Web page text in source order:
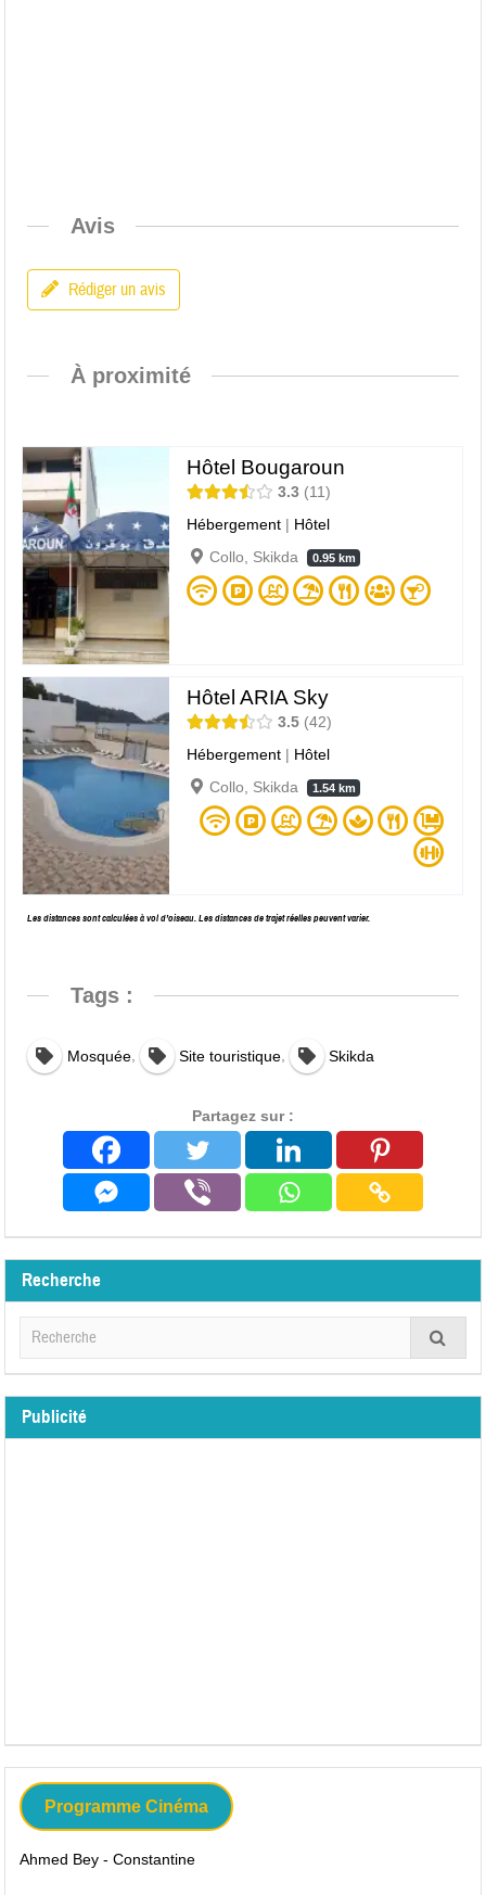
Avis
Rédiger un avis
À proximité
Hôtel Bougaroun
3.3
11
Hébergement | Hôtel
Collo, Skikda
0.95 km
Hôtel ARIA Sky
3.5 42
Hébergement | Hôtel
Collo, Skikda
1.54 km
Les distances sont calculées à vol d’oiseau. Les distances de trajet réelles peuvent varier.
Tags :
Mosquée, Site touristique, Skikda
Partagez sur :
Recherche
Publicité
Programme Cinéma
Ahmed Bey - Constantine